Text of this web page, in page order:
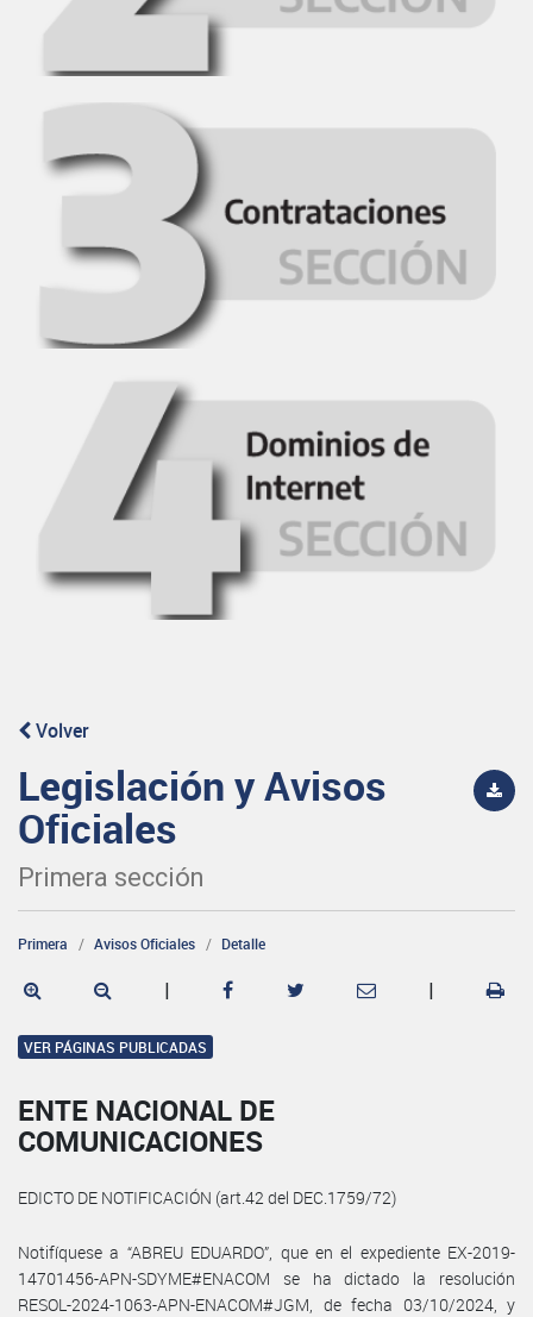
Volver
Legislación y Avisos
Oficiales
Primera sección
Primera Avisos Oficiales Detalle
| |
VER PÁGINAS PUBLICADAS
ENTE NACIONAL DE
COMUNICACIONES
EDICTO DE NOTIFICACIÓN (art.42 del DEC.1759/72)
Notifíquese a “ABREU EDUARDO”, que en el expediente EX-2019-
14701456-APN-SDYME#ENACOM se ha dictado la resolución
RESOL-2024-1063-APN-ENACOM#JGM, de fecha 03/10/2024, y